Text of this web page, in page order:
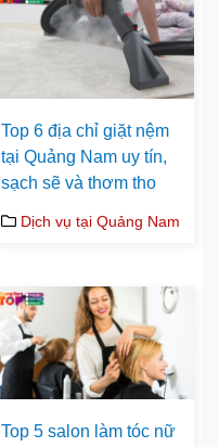
Top 6 địa chỉ giặt nệm
tại Quảng Nam uy tín,
sạch sẽ và thơm tho
Dịch vụ tại Quảng Nam
Top 5 salon làm tóc nữ